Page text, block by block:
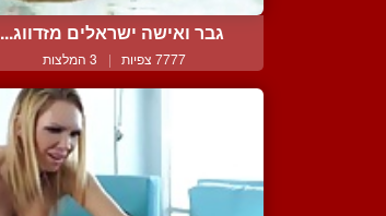
גבר ואישה ישראלים מזדווג...
7777 צפיות | 3 המלצות